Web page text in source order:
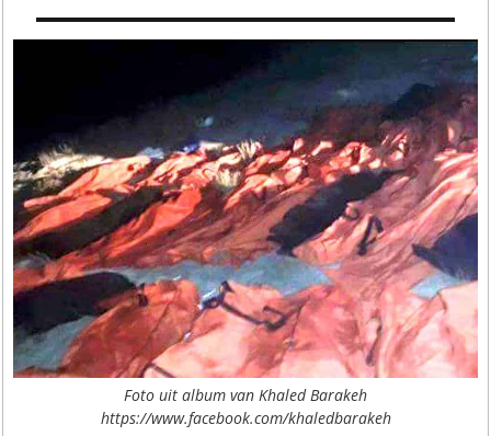
Foto uit album van Khaled Barakeh
https://www.facebook.com/khaledbarakeh